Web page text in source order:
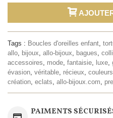
Tags : Boucles d'oreilles enfant,
allo, bijoux, allo-bijoux, bagues,
accessoires, mode, fantaisie, luxe,
évasion, véritable, récieux, couleurs
création, eclats, allo-bijoux.com,
PAIMENTS